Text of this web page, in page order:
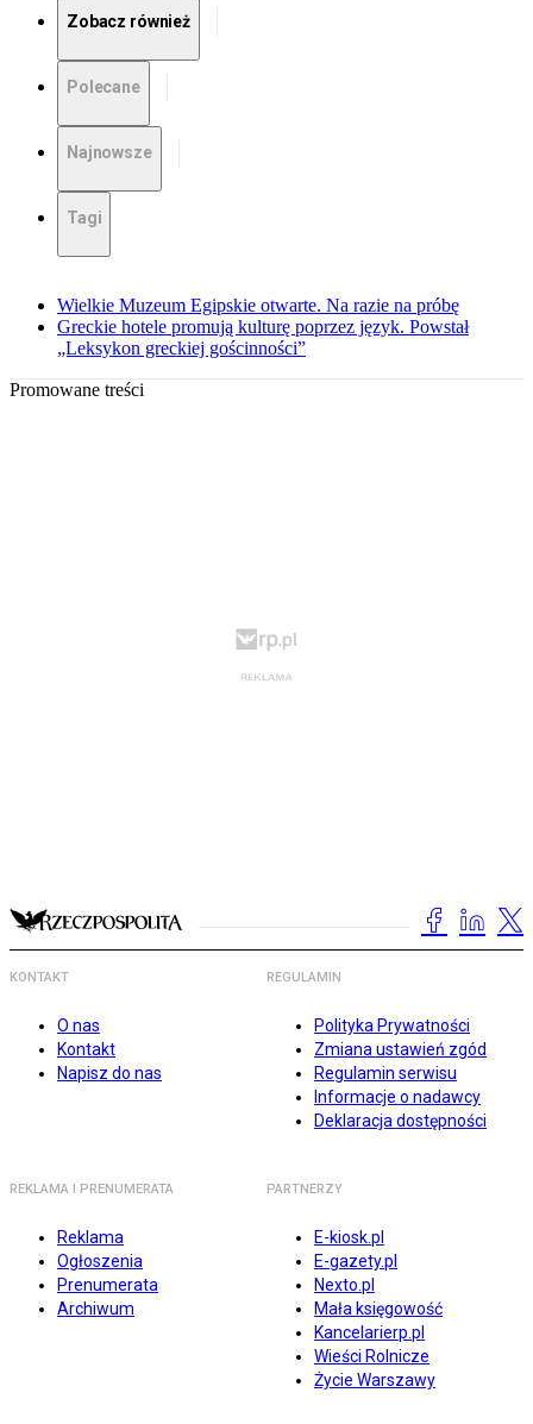
Zobacz również
Polecane
Najnowsze
Tagi
Wielkie Muzeum Egipskie otwarte. Na razie na próbę
Greckie hotele promują kulturę poprzez język. Powstał
„Leksykon greckiej gościnności”
Promowane treści
KONTAKT
O nas
Kontakt
Napisz do nas
REGULAMIN
Polityka Prywatności
Zmiana ustawień zgód
Regulamin serwisu
Informacje o nadawcy
Deklaracja dostępności
REKLAMA I PRENUMERATA
Reklama
Ogłoszenia
Prenumerata
Archiwum
PARTNERZY
E-kiosk.pl
E-gazety.pl
Nexto.pl
Mała księgowość
Kancelarierp.pl
Wieści Rolnicze
Życie Warszawy